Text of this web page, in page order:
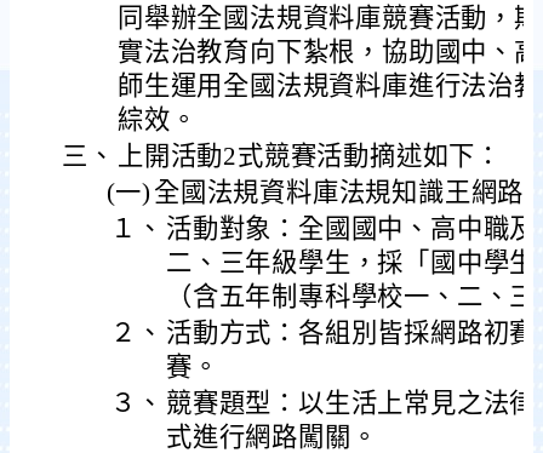
同舉辦全國法規資料庫競賽活動，
實法治教育向下紮根，協助國中、
師生運用全國法規資料庫進行法治
綜效。
三、
上開活動2式競賽活動摘述如下：
(一) 全國法規資料庫法規知識王網路
１、 活動對象：全國國中、高中職
二、三年級學生，採「國中學
（含五年制專科學校一、二、
２、 活動方式：各組別皆採網路初
賽。
３、 競賽題型：以生活上常見之法
式進行網路闖關。